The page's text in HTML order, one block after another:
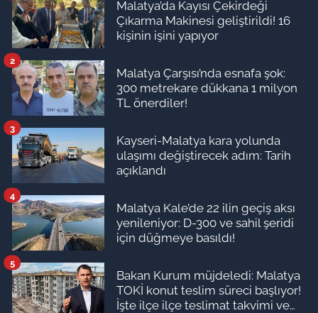
Malatya’da Kayısı Çekirdeği
Çıkarma Makinesi geliştirildi! 16
kişinin işini yapıyor
Malatya Çarşısı’nda esnafa şok:
300 metrekare dükkana 1 milyon
TL önerdiler!
2
Kayseri-Malatya kara yolunda
ulaşımı değiştirecek adım: Tarih
açıklandı
3
Malatya Kale’de 22 ilin geçiş aksı
yenileniyor: D-300 ve sahil şeridi
için düğmeye basıldı!
4
Bakan Kurum müjdeledi: Malatya
TOKİ konut teslim süreci başlıyor!
İşte ilçe ilçe teslimat takvimi ve
5